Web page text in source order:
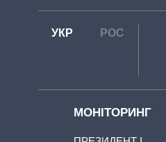
УКР РОС
МОНІТОРИНГ